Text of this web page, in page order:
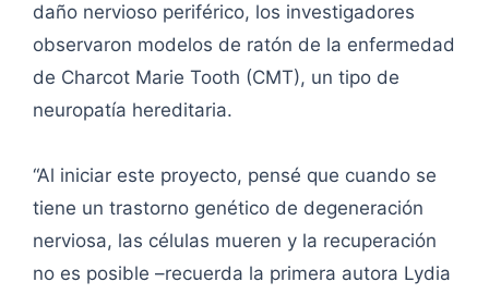
daño nervioso periférico, los investigadores
observaron modelos de ratón de la enfermedad
de Charcot Marie Tooth (CMT), un tipo de
neuropatía hereditaria.
“Al iniciar este proyecto, pensé que cuando se
tiene un trastorno genético de degeneración
nerviosa, las células mueren y la recuperación
no es posible –recuerda la primera autora Lydia